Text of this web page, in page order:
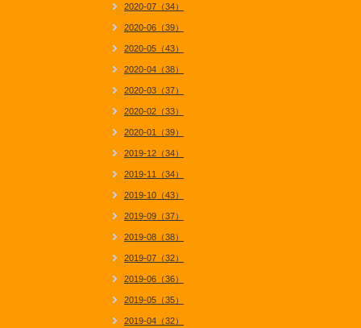
2020-07（34）
2020-06（39）
2020-05（43）
2020-04（38）
2020-03（37）
2020-02（33）
2020-01（39）
2019-12（34）
2019-11（34）
2019-10（43）
2019-09（37）
2019-08（38）
2019-07（32）
2019-06（36）
2019-05（35）
2019-04（32）